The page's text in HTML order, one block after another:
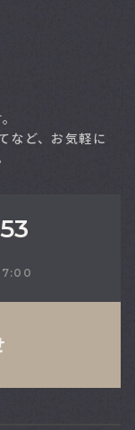
など、お気軽に